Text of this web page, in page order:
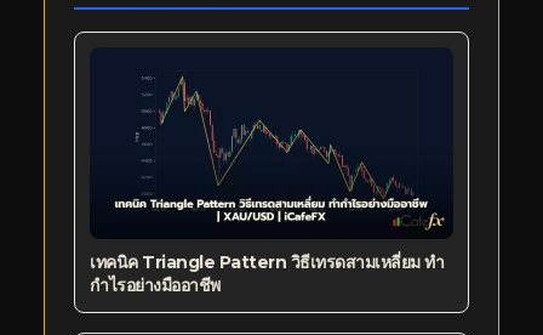
เทคนิค Triangle Pattern วิธีเทรดสามเหลี่ยม ทำ
กำไรอย่างมืออาชีพ